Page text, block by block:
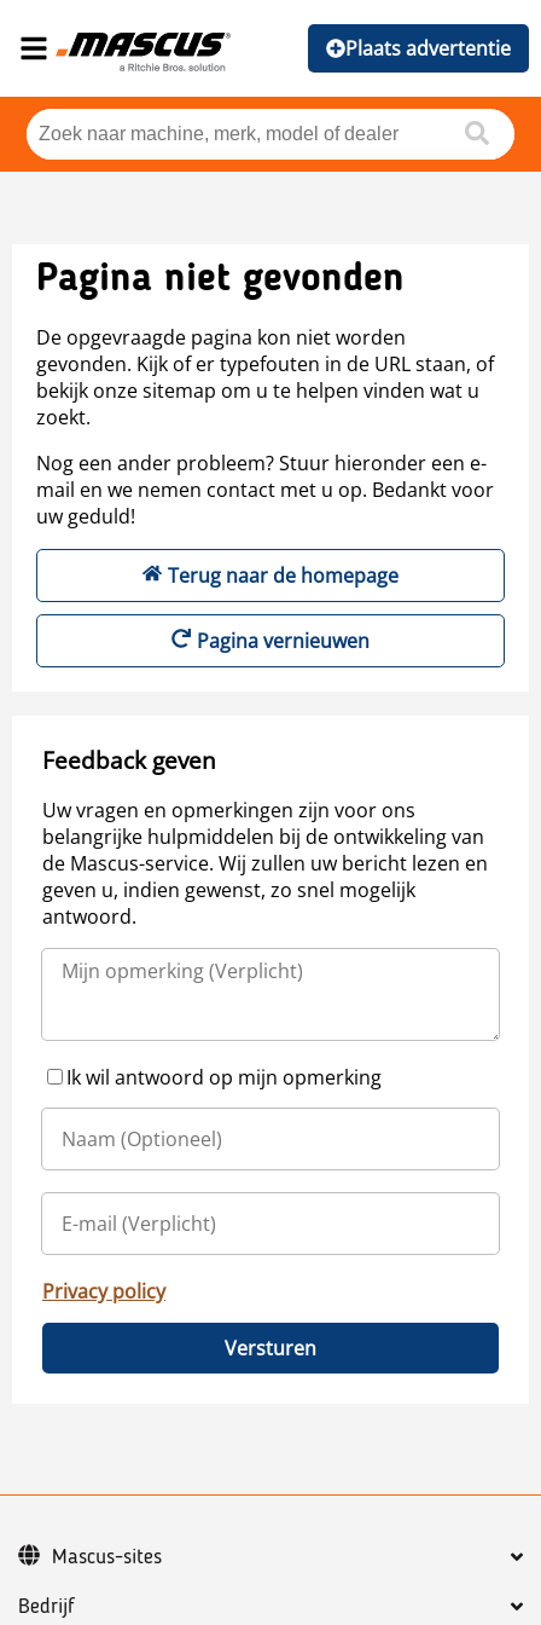
Plaats advertentie
Pagina niet gevonden
De opgevraagde pagina kon niet worden
gevonden. Kijk of er typefouten in de URL staan, of
bekijk onze sitemap om u te helpen vinden wat u
zoekt.
Nog een ander probleem? Stuur hieronder een e-
mail en we nemen contact met u op. Bedankt voor
uw geduld!
Terug naar de homepage
Pagina vernieuwen
Feedback geven
Uw vragen en opmerkingen zijn voor ons
belangrijke hulpmiddelen bij de ontwikkeling van
de Mascus-service. Wij zullen uw bericht lezen en
geven u, indien gewenst, zo snel mogelijk
antwoord.
Ik wil antwoord op mijn opmerking
Privacy policy
Versturen
Bedrijf
Mascus-sites